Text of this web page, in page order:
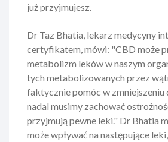
już przyjmujesz.
Dr Taz Bhatia, lekarz medycyny
certyfikatem, mówi: "CBD może
metabolizm leków w naszym
tych metabolizowanych przez
faktycznie pomóc w zmniejszeniu
nadal musimy zachować
przyjmują pewne leki." Dr Bhatia
może wpływać na następujące